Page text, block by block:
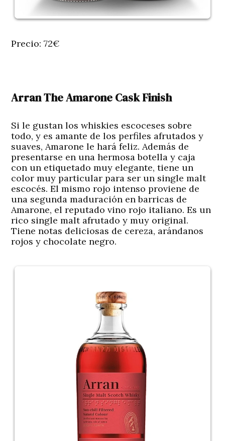
Precio: 72€
Arran The Amarone Cask Finish
Si le gustan los whiskies escoceses sobre
todo, y es amante de los perfiles afrutados y
suaves, Amarone le hará feliz. Además de
presentarse en una hermosa botella y caja
con un etiquetado muy elegante, tiene un
color muy particular para ser un single malt
escocés. El mismo rojo intenso proviene de
una segunda maduración en barricas de
Amarone, el reputado vino rojo italiano. Es un
rico single malt afrutado y muy original.
Tiene notas deliciosas de cereza, arándanos
rojos y chocolate negro.